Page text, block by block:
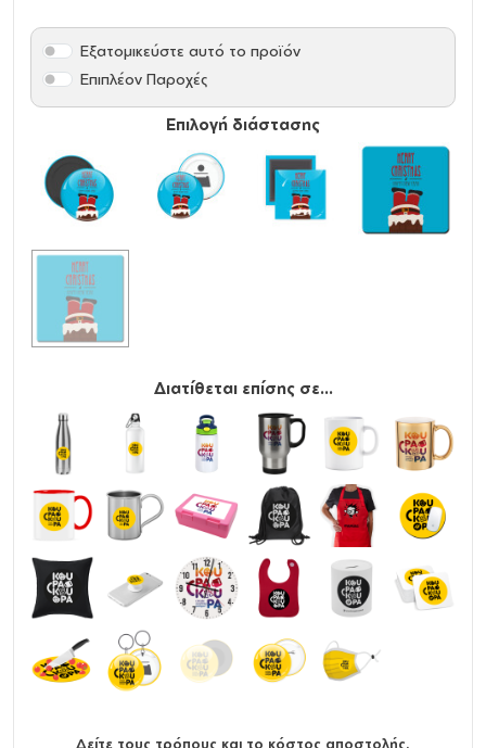
Επιλογή διάστασης
Εξατομικεύστε αυτό το προϊόν
Επιπλέον Παροχές
Διατίθεται επίσης σε...
Δείτε τους τρόπους και το κόστος αποστολής.